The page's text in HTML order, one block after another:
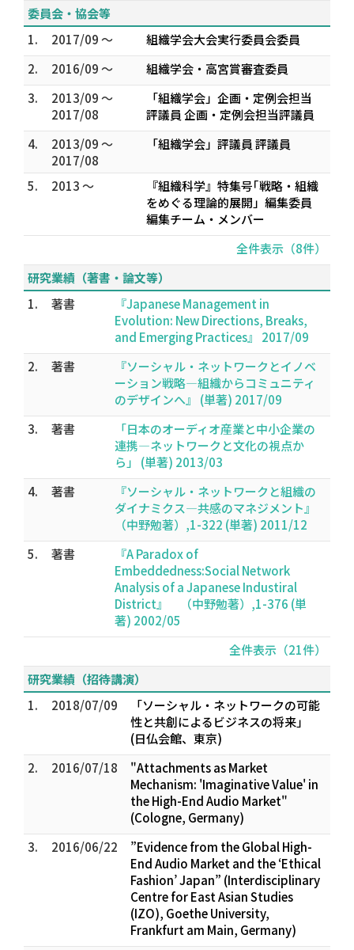
委員会・協会等
1.
2017/09 ～
組織学会大会実行委員会委員
2.
2016/09 ～
組織学会・高宮賞審査委員
3.
2013/09 ～
2017/08
「組織学会」企画・定例会担当
評議員 企画・定例会担当評議員
4.
2013/09 ～
2017/08
「組織学会」評議員 評議員
5. 2013 ～
『組織科学』特集号｢戦略・組織
をめぐる理論的展開」編集委員
編集チーム・メンバー
全件表示（8件）
研究業績（著書・論文等）
1.
著書
『Japanese Management in
Evolution: New Directions, Breaks,
and Emerging Practices』 2017/09
2.
著書
『ソーシャル・ネットワークとイノベ
ーション戦略―組織からコミュニティ
のデザインへ』 (単著) 2017/09
3.
著書
「日本のオーディオ産業と中小企業の
連携―ネットワークと文化の視点か
ら」 (単著) 2013/03
4.
著書
『ソーシャル・ネットワークと組織の
ダイナミクス―共感のマネジメント』
（中野勉著）,1-322 (単著) 2011/12
5.
著書
『A Paradox of
Embeddedness:Social Network
Analysis of a Japanese Industiral
District』 （中野勉著）,1-376 (単
著) 2002/05
全件表示（21件）
研究業績（招待講演）
1.
2018/07/09
「ソーシャル・ネットワークの可能
性と共創によるビジネスの将来」
(日仏会館、東京)
2.
2016/07/18
"Attachments as Market
Mechanism: 'Imaginative Value' in
the High-End Audio Market"
(Cologne, Germany)
3.
2016/06/22
”Evidence from the Global High-
End Audio Market and the ‘Ethical
Fashion’ Japan” (Interdisciplinary
Centre for East Asian Studies
(IZO), Goethe University,
Frankfurt am Main, Germany)